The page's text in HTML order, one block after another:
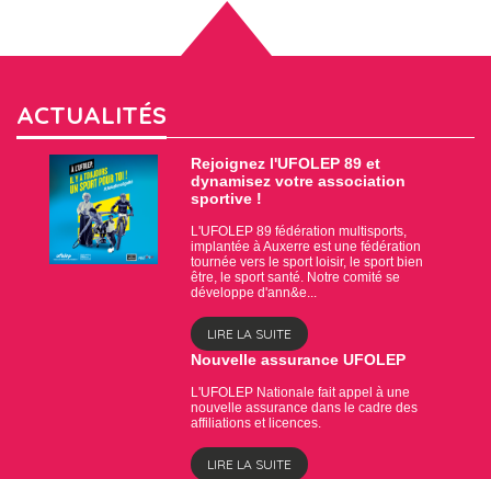
ACTUALITÉS
Rejoignez l'UFOLEP 89 et
dynamisez votre association
sportive !
L'UFOLEP 89 fédération multisports,
implantée à Auxerre est une fédération
tournée vers le sport loisir, le sport bien
être, le sport santé. Notre comité se
développe d'ann&e...
LIRE LA SUITE
Nouvelle assurance UFOLEP
L'UFOLEP Nationale fait appel à une
nouvelle assurance dans le cadre des
affiliations et licences.
LIRE LA SUITE